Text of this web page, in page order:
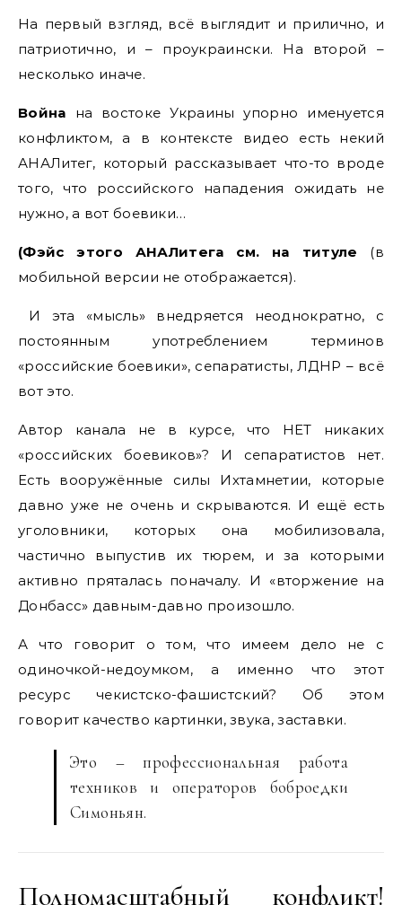
На первый взгляд, всё выглядит и прилично, и
патриотично, и – проукраински. На второй –
несколько иначе.
Война на востоке Украины упорно именуется
конфликтом, а в контексте видео есть некий
АНАЛитег, который рассказывает что-то вроде
того, что российского нападения ожидать не
нужно, а вот боевики…
(Фэйс этого АНАЛитега см. на титуле (в
мобильной версии не отображается).
И эта «мысль» внедряется неоднократно, с
постоянным употреблением терминов
«российские боевики», сепаратисты, ЛДНР – всё
вот это.
Автор канала не в курсе, что НЕТ никаких
«российских боевиков»? И сепаратистов нет.
Есть вооружённые силы Ихтамнетии, которые
давно уже не очень и скрываются. И ещё есть
уголовники, которых она мобилизовала,
частично выпустив их тюрем, и за которыми
активно пряталась поначалу. И «вторжение на
Донбасс» давным-давно произошло.
А что говорит о том, что имеем дело не с
одиночкой-недоумком, а именно что этот
ресурс чекистско-фашистский? Об этом
говорит качество картинки, звука, заставки.
Это – профессиональная работа
техников и операторов боброедки
Симоньян.
Полномасштабный конфликт!